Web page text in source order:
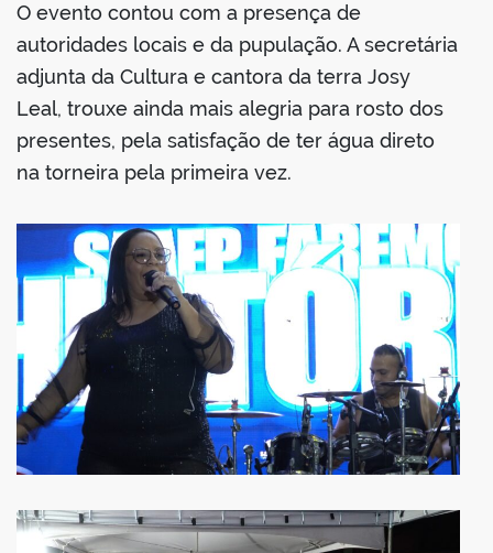
O evento contou com a presença de
autoridades locais e da pupulação. A secretária
adjunta da Cultura e cantora da terra Josy
Leal, trouxe ainda mais alegria para rosto dos
presentes, pela satisfação de ter água direto
na torneira pela primeira vez.